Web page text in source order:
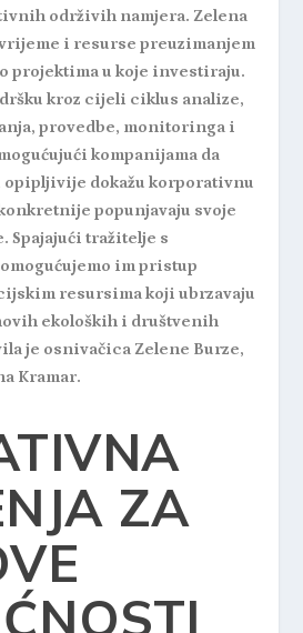
održivih namjera. Zelena
i resurse preuzimanjem
projektima u koje investiraju.
kroz cijeli ciklus analize,
provedbe, monitoringa i
kompanijama da
dokažu korporativnu
popunjavaju svoje
Spajajući tražitelje s
im pristup
resursima koji ubrzavaju
ekoloških i društvenih
je osnivačica Zelene Burze,
Kramar.
ZA